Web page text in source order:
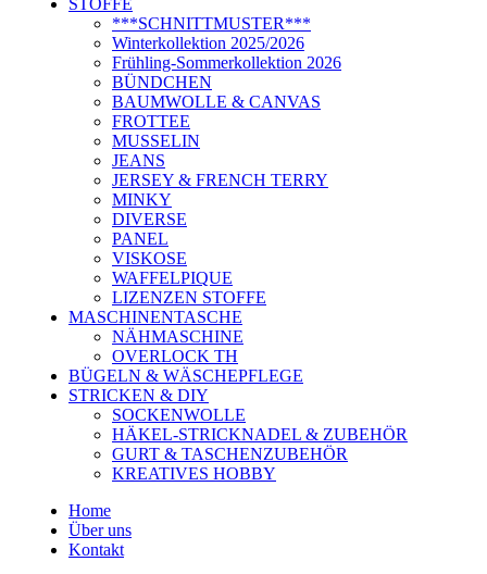
STOFFE
***SCHNITTMUSTER***
Winterkollektion 2025/2026
Frühling-Sommerkollektion 2026
BÜNDCHEN
BAUMWOLLE & CANVAS
FROTTEE
MUSSELIN
JEANS
JERSEY & FRENCH TERRY
MINKY
DIVERSE
PANEL
VISKOSE
WAFFELPIQUE
LIZENZEN STOFFE
MASCHINENTASCHE
NÄHMASCHINE
OVERLOCK TH
BÜGELN & WÄSCHEPFLEGE
STRICKEN & DIY
SOCKENWOLLE
HÄKEL-STRICKNADEL & ZUBEHÖR
GURT & TASCHENZUBEHÖR
KREATIVES HOBBY
Home
Über uns
Kontakt